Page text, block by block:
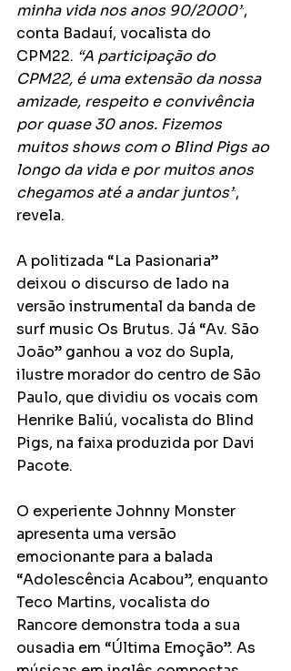
minha vida nos anos 90/2000”,
conta Badauí, vocalista do
CPM22. “A participação do
CPM22, é uma extensão da nossa
amizade, respeito e convivência
por quase 30 anos. Fizemos
muitos shows com o Blind Pigs ao
longo da vida e por muitos anos
chegamos até a andar juntos”,
revela.
A politizada “La Pasionaria”
deixou o discurso de lado na
versão instrumental da banda de
surf music Os Brutus. Já “Av. São
João” ganhou a voz do Supla,
ilustre morador do centro de São
Paulo, que dividiu os vocais com
Henrike Baliú, vocalista do Blind
Pigs, na faixa produzida por Davi
Pacote.
O experiente Johnny Monster
apresenta uma versão
emocionante para a balada
“Adolescência Acabou”, enquanto
Teco Martins, vocalista do
Rancore demonstra toda a sua
ousadia em “Última Emoção”. As